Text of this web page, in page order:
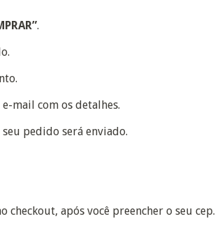
.
mail com os detalhes.
pedido será enviado.
após você preencher o seu cep.